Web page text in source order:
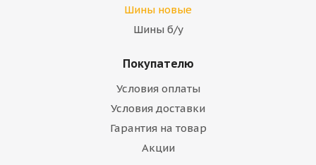
Шины новые
Шины б/у
Покупателю
Условия оплаты
Условия доставки
Гарантия на товар
Акции